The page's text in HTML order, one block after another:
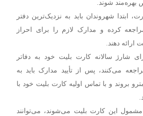
بهره‌مند شوند.
ابتدا شهروندان باید به نزدیک‌ترین دفتر
کرده و مدارک لازم را برای احراز
دهند.
شارژ سالانه کارت بلیت خود به دفاتر
می‌کنند، پس از تأیید مدارک باید به
بروند و با تماس اولیه کارت بلیت خود با
مشمول این کارت بلیت می‌شوند، می‌توانند